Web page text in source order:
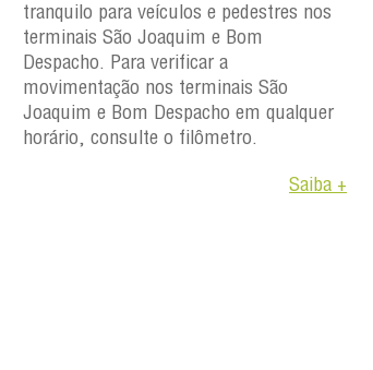
tranquilo para veículos e pedestres nos
terminais São Joaquim e Bom
Despacho. Para verificar a
movimentação nos terminais São
Joaquim e Bom Despacho em qualquer
horário, consulte o filômetro.
Saiba +